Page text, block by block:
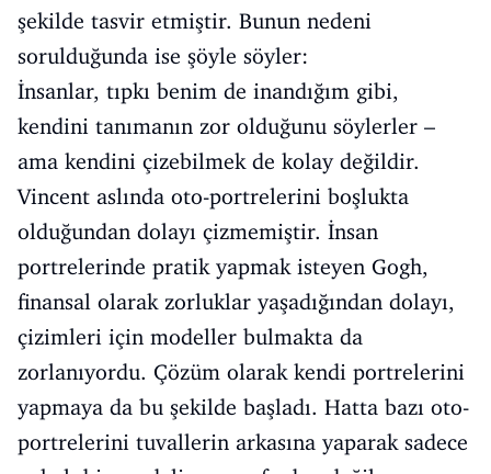
şekilde tasvir etmiştir. Bunun nedeni
sorulduğunda ise şöyle söyler:
İnsanlar, tıpkı benim de inandığım gibi,
kendini tanımanın zor olduğunu söylerler –
ama kendini çizebilmek de kolay değildir.
Vincent aslında oto-portrelerini boşlukta
olduğundan dolayı çizmemiştir. İnsan
portrelerinde pratik yapmak isteyen Gogh,
finansal olarak zorluklar yaşadığından dolayı,
çizimleri için modeller bulmakta da
zorlanıyordu. Çözüm olarak kendi portrelerini
yapmaya da bu şekilde başladı. Hatta bazı oto-
portrelerini tuvallerin arkasına yaparak sadece